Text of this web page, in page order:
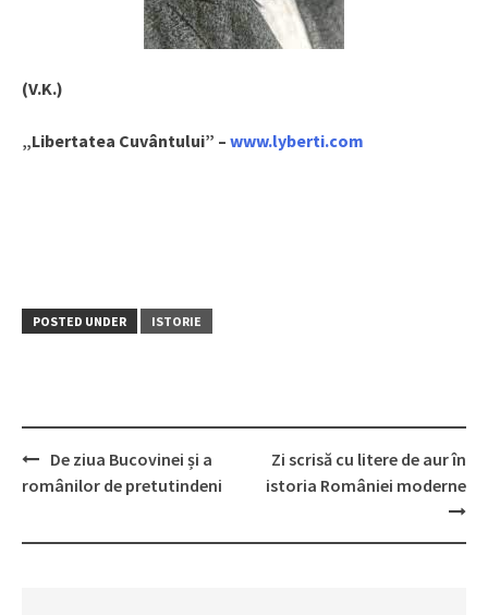
(V.K.)
„Libertatea Cuvântului” – www.lyberti.com
POSTED UNDER ISTORIE
Post
De ziua Bucovinei și a
românilor de pretutindeni
Zi scrisă cu litere de aur în
istoria României moderne